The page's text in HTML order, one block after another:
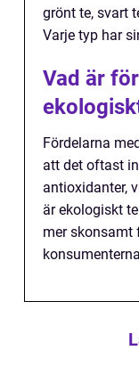
grönt te, svart
Varje typ har
Vad är
Fördelarna
att det oftast
antioxidanter,
är ekologiskt
mer skonsamt